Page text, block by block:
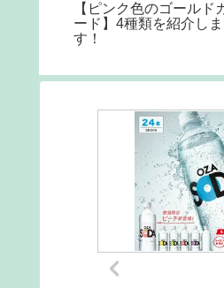
MSCベリッシマ 日本
発着クルーズ最新最大客
船を船内レポート